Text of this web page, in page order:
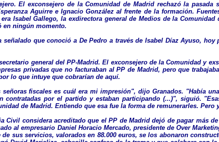
El exconsejero de la Comunidad de Madrid rechazó la
Aguirre e Ignacio González al frente de la formación.
Isabel Gallego, la exdirectora general de Medios de la
en ningún momento.
señalado que conoció a De Pedro a través de Isabel Díaz Ayuso,
general del PP-Madrid. El exconsejero de la Comunidad y
privadas que no facturaban al PP de Madrid, pero que
lo que intuye que cobrarían de aquí.
fiscales es cuál era mi impresión", dijo Granados. "Había
contratadas por el partido y estaban participando (...)", siguió.
de Madrid. Entiendo que esa fue la forma de remunerarles.
Civil considera acreditado que el PP de Madrid dejó de pagar más
al empresario Daniel Horacio Mercado, presidente de Over
de sus servicios, valorados en 88.000 euros, se los abonaron